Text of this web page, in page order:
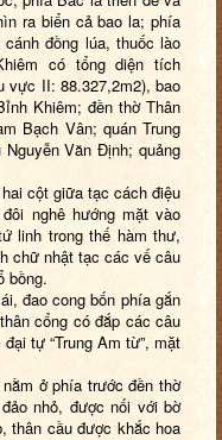
ra biển cả bao la; phía
đồng lúa, thuốc lào
có tổng diện tích
vực II: 88.327,2m2), bao
Khiêm; đền thờ Thân
Bạch Vân; quán Trung
Văn Định; quảng
cột giữa tạc cách điệu
nghê hướng mặt vào
linh trong thế hàm thư,
chữ nhật tạc các vế câu
bồng.
đao cong bốn phía gắn
cổng có đắp các câu
tự “Trung Am từ”, mặt
ở phía trước đền thờ
nhỏ, được nối với bờ
thân cầu được khắc hoa